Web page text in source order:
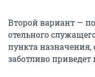
Второй вариант —
отельного
пункта назначения,
заботливо